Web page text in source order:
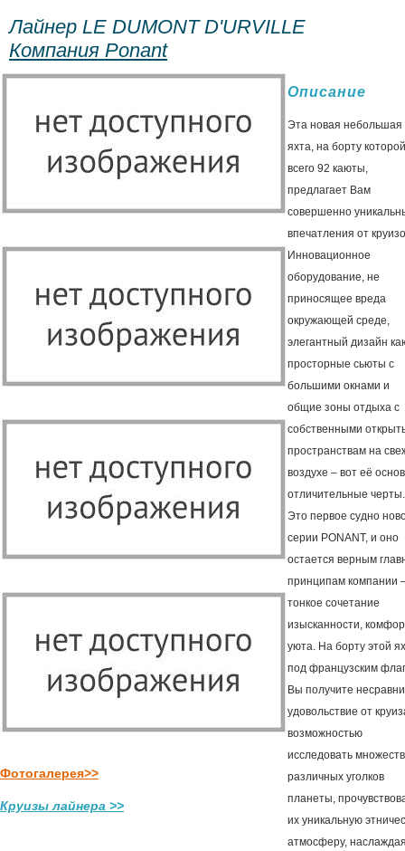
Лайнер LE DUMONT D'URVILLE
Компания Ponant
Фотогалерея>>
Круизы лайнера >>
Описание
Эта новая небольшая
яхта, на борту которой
всего 92 каюты,
предлагает Вам
совершенно
впечатления от
Инновационное
оборудование, не
приносящее вреда
окружающей среде,
элегантный дизайн
просторные сьюты с
большими окнами и
общие зоны отдыха с
собственными
пространствам на
воздухе – вот её
отличительные черты.
Это первое судно
серии PONANT, и оно
остается верным
принципам компании
тонкое сочетание
изысканности,
уюта. На борту этой
под французским
Вы получите
удовольствие от
возможностью
исследовать
различных уголков
планеты,
их уникальную
атмосферу,